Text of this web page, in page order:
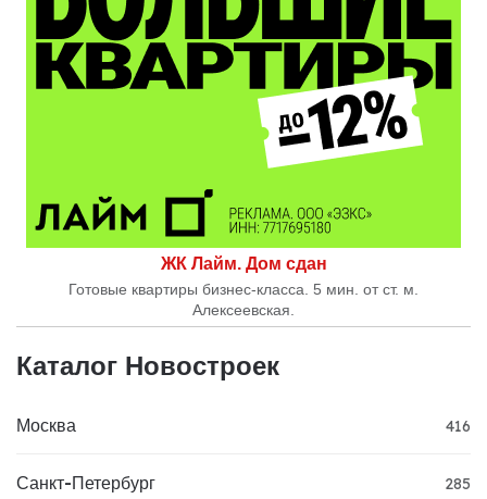
ЖК Лайм. Дом сдан
Готовые квартиры бизнес-класса. 5 мин. от ст. м.
Алексеевская.
Каталог Новостроек
Москва 416
Санкт-Петербург 285